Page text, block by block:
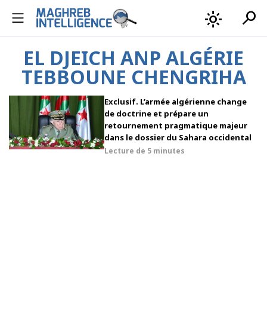
light_mode search
EL DJEICH ANP ALGÉRIE
TEBBOUNE CHENGRIHA
Exclusif. L’armée algérienne change
de doctrine et prépare un
retournement pragmatique majeur
dans le dossier du Sahara occidental
Lecture de 5 minutes